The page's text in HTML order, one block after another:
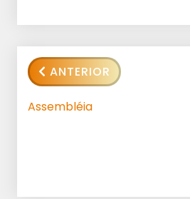
ANTERIOR
Assembléia